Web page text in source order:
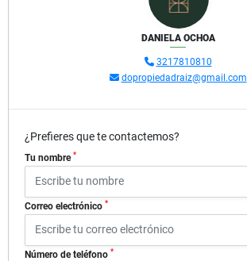
DANIELA OCHOA
3217810810
dopropiedadraiz@gmail.com
¿Prefieres que te contactemos?
Tu nombre *
Correo electrónico *
Número de teléfono *